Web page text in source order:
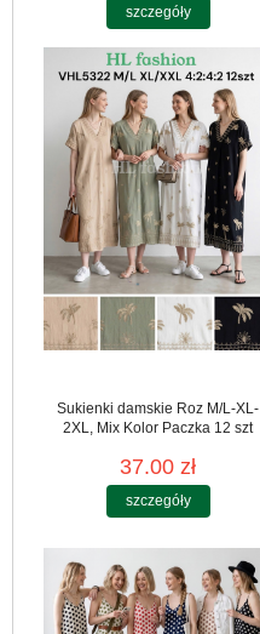
szczegóły
Sukienki damskie Roz M/L-XL-
2XL, Mix Kolor Paczka 12 szt
37.00 zł
szczegóły